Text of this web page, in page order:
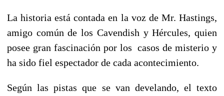
La historia está contada en la voz de Mr. Hastings,
amigo común de los Cavendish y Hércules, quien
posee gran fascinación por los casos de misterio y
ha sido fiel espectador de cada acontecimiento.
Según las pistas que se van develando, el texto